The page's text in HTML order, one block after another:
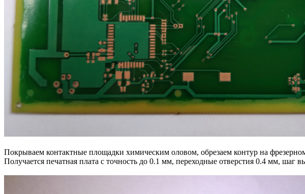
Покрываем контактные площадки химическим оловом, обрезаем контур на
Получается печатная плата с точность до 0.1 мм, переходные отверстия 0.4 мм, шаг